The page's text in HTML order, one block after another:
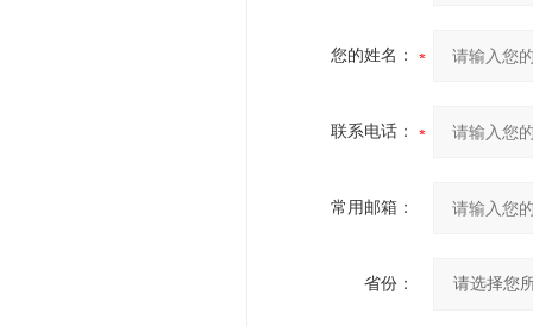
您的姓名：
联系电话：
常用邮箱：
省份：